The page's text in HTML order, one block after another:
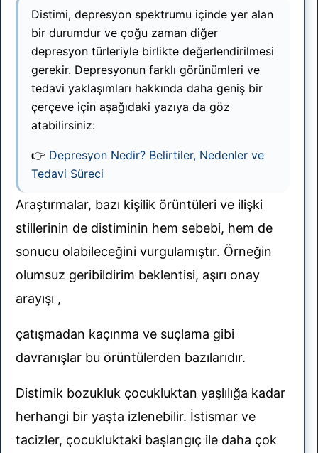
Distimi, depresyon spektrumu içinde yer alan
bir durumdur ve çoğu zaman diğer
depresyon türleriyle birlikte değerlendirilmesi
gerekir. Depresyonun farklı görünümleri ve
tedavi yaklaşımları hakkında daha geniş bir
çerçeve için aşağıdaki yazıya da göz
atabilirsiniz:
👉 Depresyon Nedir? Belirtiler, Nedenler ve
Tedavi Süreci
Araştırmalar, bazı kişilik örüntüleri ve ilişki
stillerinin de distiminin hem sebebi, hem de
sonucu olabileceğini vurgulamıştır. Örneğin
olumsuz geribildirim beklentisi, aşırı onay
arayışı ,
çatışmadan kaçınma ve suçlama gibi
davranışlar bu örüntülerden bazılarıdır.
Distimik bozukluk çocukluktan yaşlılığa kadar
herhangi bir yaşta izlenebilir. İstismar ve
tacizler, çocukluktaki başlangıç ile daha çok